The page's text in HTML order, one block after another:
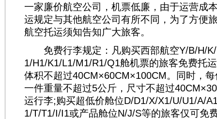
一家廉价航空公司，机票低廉，由于运营成
运规定与其他航空公司有所不同，为了方便
航空托运须知告知广大旅客。
免费行李规定：凡购买西部航空Y/B/H/K/
1/H1/K1/L1/M1/R1/Q1舱机票的旅客免费托
体积不超过40CM×60CM×100CM。同时，
一件重量不超过5公斤，尺寸不超过
运行李;购买超低价舱位D/D1/X/X1/U/U1/A/
1/T/T1/I/I1或产品舱位N/J/S等的旅客仅可免